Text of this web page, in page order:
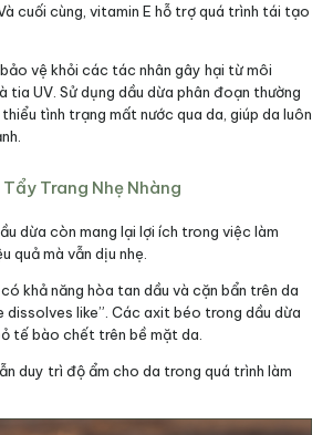
cuối cùng, vitamin E hỗ trợ quá trình tái tạo
vệ khỏi các tác nhân gây hại từ môi
tia UV. Sử dụng dầu dừa phân đoạn thường
tình trạng mất nước qua da, giúp da luôn
Trang Nhẹ Nhàng
dừa còn mang lại lợi ích trong việc làm
quả mà vẫn dịu nhẹ.
khả năng hòa tan dầu và cặn bẩn trên da
like”. Các axit béo trong dầu dừa
tế bào chết trên bề mặt da.
duy trì độ ẩm cho da trong quá trình làm